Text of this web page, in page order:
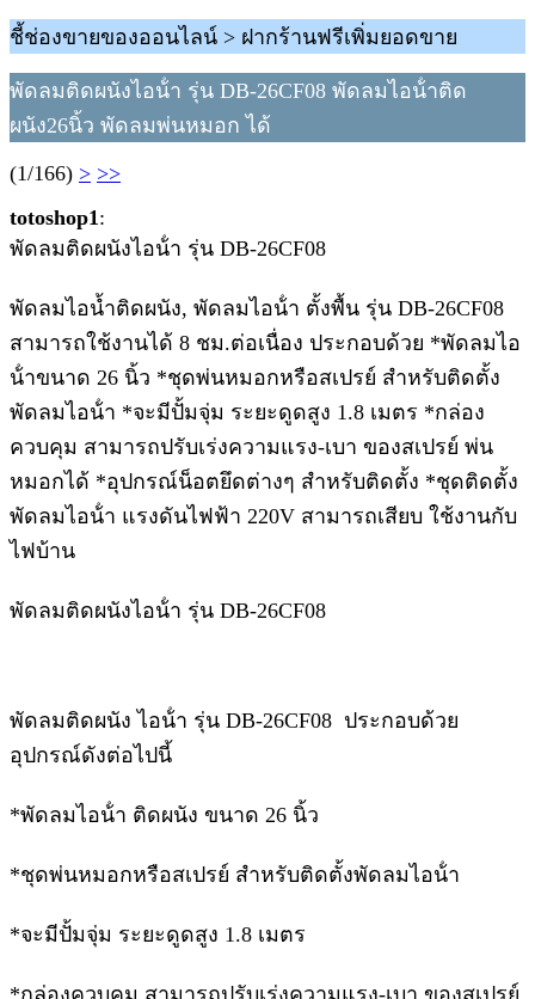
ชี้ช่องขายของออนไลน์ > ฝากร้านฟรีเพิ่มยอดขาย
พัดลมติดผนังไอน้ํา รุ่น DB-26CF08 พัดลมไอน้ําติด
ผนัง26นิ้ว พัดลมพ่นหมอก ได้
(1/166) > >>
totoshop1:
พัดลมติดผนังไอน้ํา รุ่น DB-26CF08
พัดลมไอน้ำติดผนัง, พัดลมไอน้ํา ตั้งพื้น รุ่น DB-26CF08
สามารถใช้งานได้ 8 ชม.ต่อเนื่อง ประกอบด้วย *พัดลมไอ
น้ําขนาด 26 นิ้ว *ชุดพ่นหมอกหรือสเปรย์ สําหรับติดตั้ง
พัดลมไอน้ํา *จะมีปั้มจุ่ม ระยะดูดสูง 1.8 เมตร *กล่อง
ควบคุม สามารถปรับเร่งความแรง-เบา ของสเปรย์ พ่น
หมอกได้ *อุปกรณ์น็อตยึดต่างๆ สําหรับติดตั้ง *ชุดติดตั้ง
พัดลมไอน้ํา แรงดันไฟฟ้า 220V สามารถเสียบ ใช้งานกับ
ไฟบ้าน
พัดลมติดผนังไอน้ํา รุ่น DB-26CF08
พัดลมติดผนัง ไอน้ํา รุ่น DB-26CF08 ประกอบด้วย
อุปกรณ์ดังต่อไปนี้
*พัดลมไอน้ํา ติดผนัง ขนาด 26 นิ้ว
*ชุดพ่นหมอกหรือสเปรย์ สําหรับติดตั้งพัดลมไอน้ํา
*จะมีปั้มจุ่ม ระยะดูดสูง 1.8 เมตร
*กล่องควบคุม สามารถปรับเร่งความแรง-เบา ของสเปรย์